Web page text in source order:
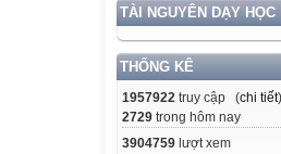
TÀI NGUYÊN DẠY HỌC
THỐNG KÊ
1957922 truy cập (chi tiết)
2729 trong hôm nay
3904759 lượt xem